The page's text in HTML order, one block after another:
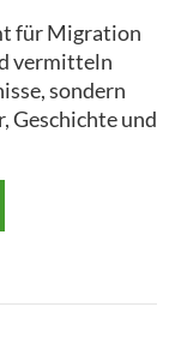
für Migration
vermitteln
sondern
Geschichte und